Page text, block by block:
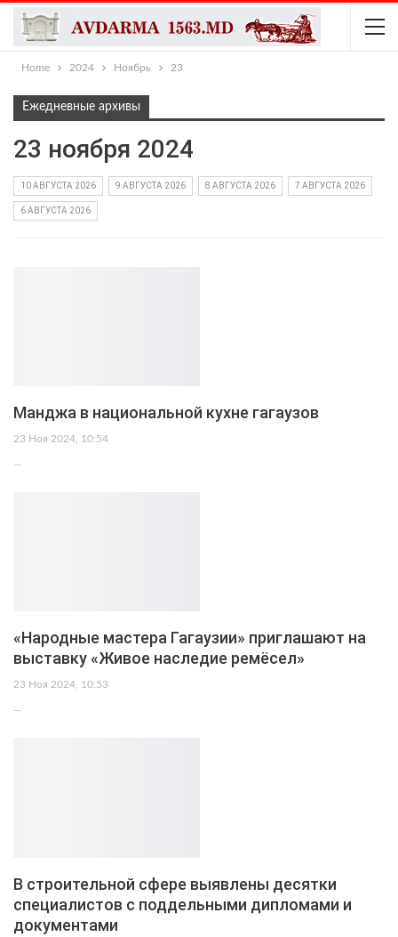
Home 2024 Ноябрь 23
Ежедневные архивы
23 ноября 2024
10 АВГУСТА 2026 9 АВГУСТА 2026 8 АВГУСТА 2026 7 АВГУСТА 2026
6 АВГУСТА 2026
Манджа в национальной кухне гагаузов
23 Ноя 2024, 10:54
…
«Народные мастера Гагаузии» приглашают на
выставку «Живое наследие ремёсел»
23 Ноя 2024, 10:53
…
В строительной сфере выявлены десятки
специалистов с поддельными дипломами и
документами